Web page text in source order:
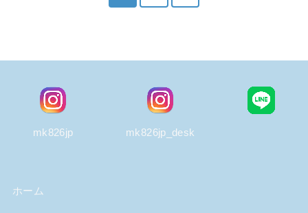
mk826jp mk826jp_desk
ホーム